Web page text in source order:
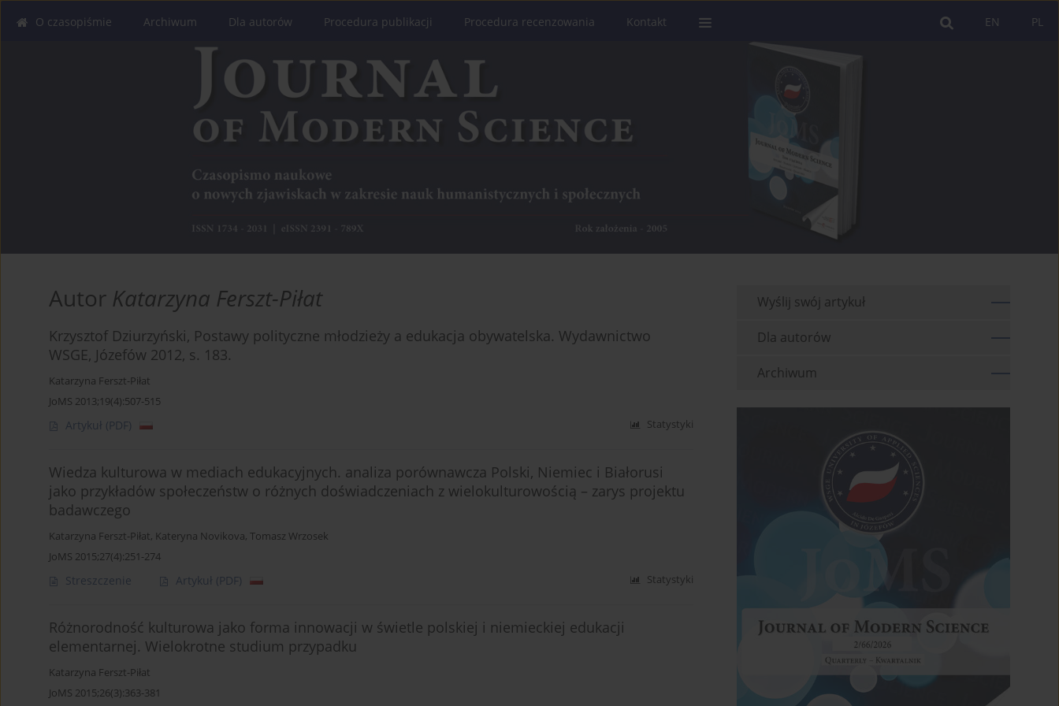
PL
EN
O czasopiśmie Archiwum Dla autorów Procedura publikacji Procedura recenzowania Kontakt
Autor Katarzyna Ferszt-Piłat
Krzysztof Dziurzyński, Postawy polityczne młodzieży a edukacja obywatelska. Wydawnictwo
WSGE, Józefów 2012, s. 183.
Katarzyna Ferszt-Piłat
JoMS 2013;19(4):507-515
Artykuł (PDF) Statystyki
Wiedza kulturowa w mediach edukacyjnych. analiza porównawcza Polski, Niemiec i Białorusi
jako przykładów społeczeństw o różnych doświadczeniach z wielokulturowością – zarys projektu
badawczego
Katarzyna Ferszt-Piłat, Kateryna Novikova, Tomasz Wrzosek
JoMS 2015;27(4):251-274
Streszczenie Artykuł (PDF) Statystyki
Różnorodność kulturowa jako forma innowacji w świetle polskiej i niemieckiej edukacji
elementarnej. Wielokrotne studium przypadku
Katarzyna Ferszt-Piłat
JoMS 2015;26(3):363-381
Wyślij swój artykuł
Dla autorów
Archiwum